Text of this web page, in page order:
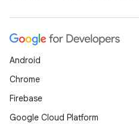
Android
Chrome
Firebase
Google Cloud Platform